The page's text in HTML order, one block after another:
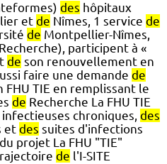
des hôpitaux
et de Nîmes, 1 service de
de Montpellier-Nîmes,
Recherche), participent à «
de son renouvellement en
faire une demande de
FHU TIE en remplissant le
de Recherche La FHU TIE
infectieuses chroniques, des
et des suites d'infections
projet La FHU "TIE"
de l'I-SITE